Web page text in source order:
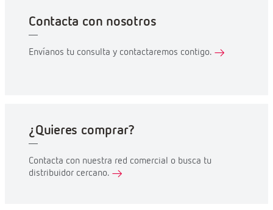
Contacta con nosotros
Envíanos tu consulta y contactaremos contigo.
¿Quieres comprar?
Contacta con nuestra red comercial o busca tu
distribuidor cercano.